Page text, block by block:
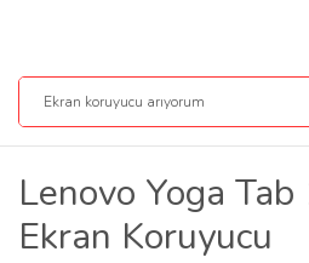
Lenovo Yoga
Ekran Koruyucu